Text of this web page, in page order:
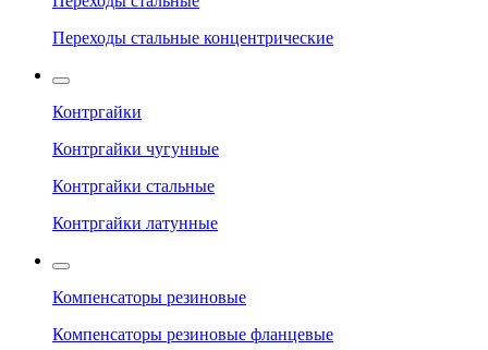
Переходы стальные концентрические
Контргайки
Контргайки чугунные
Контргайки стальные
Контргайки латунные
Компенсаторы резиновые
Компенсаторы резиновые фланцевые